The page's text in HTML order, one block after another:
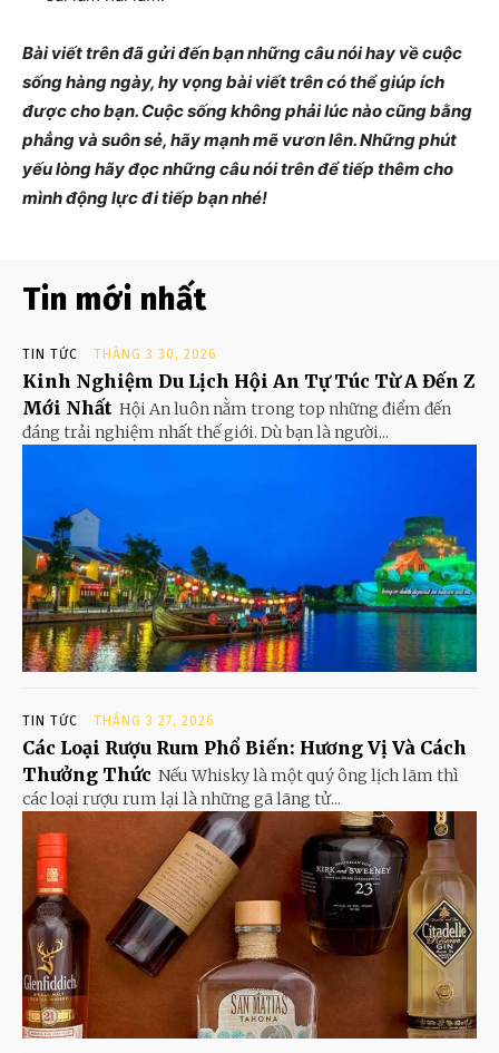
Bài viết trên đã gửi đến bạn những câu nói hay về cuộc
sống hàng ngày, hy vọng bài viết trên có thể giúp ích
được cho bạn. Cuộc sống không phải lúc nào cũng bằng
phẳng và suôn sẻ, hãy mạnh mẽ vươn lên. Những phút
yếu lòng hãy đọc những câu nói trên để tiếp thêm cho
mình động lực đi tiếp bạn nhé!
Tin mới nhất
TIN TỨC THÁNG 3 30, 2026
Kinh Nghiệm Du Lịch Hội An Tự Túc Từ A Đến Z
Mới Nhất Hội An luôn nằm trong top những điểm đến
đáng trải nghiệm nhất thế giới. Dù bạn là người...
TIN TỨC THÁNG 3 27, 2026
Các Loại Rượu Rum Phổ Biến: Hương Vị Và Cách
Thưởng Thức Nếu Whisky là một quý ông lịch lãm thì
các loại rượu rum lại là những gã lãng tử...